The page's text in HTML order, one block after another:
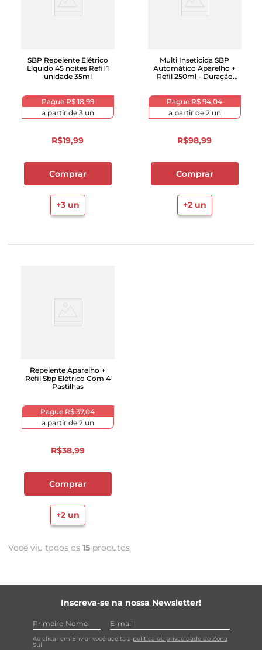
SBP Repelente Elétrico
Líquido 45 noites Refil 1
unidade 35ml
Pague R$ 18,99
a partir de 3un
R$19,99
Comprar
+3un
Multi Inseticida SBP
Automático Aparelho +
Refil 250ml - Duração
Pague R$ 94,04
a partir de 2un
R$98,99
Comprar
+2un
Repelente Aparelho +
Refil Sbp Elétrico Com 4
Pastilhas
Pague R$ 37,04
a partir de 2un
R$38,99
Comprar
+2un
Você viu todos os 15 produtos
Inscreva-se na nossa Newsletter!
Ao clicar em Enviar você aceita a política de privacidade do Zona
Sul